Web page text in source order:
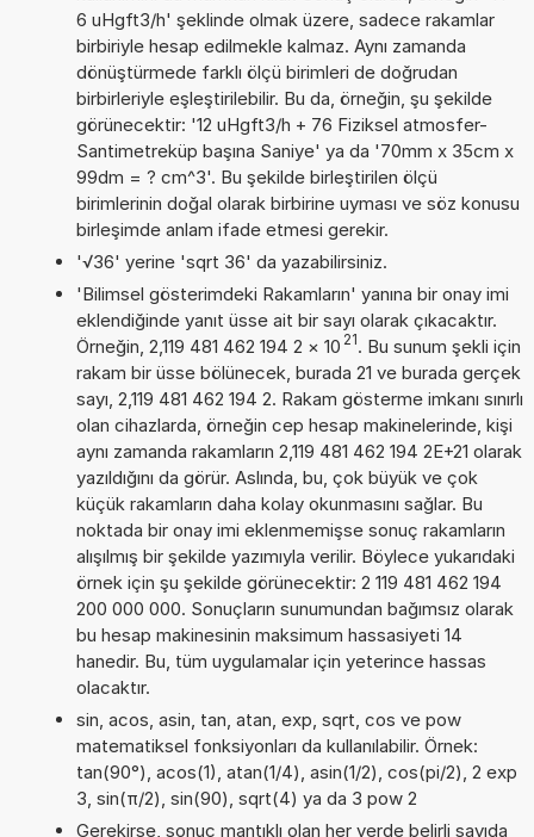
6 uHgft3/h' şeklinde olmak üzere, sadece rakamlar
birbiriyle hesap edilmekle kalmaz. Aynı zamanda
dönüştürmede farklı ölçü birimleri de doğrudan
birbirleriyle eşleştirilebilir. Bu da, örneğin, şu şekilde
görünecektir: '12 uHgft3/h + 76 Fiziksel atmosfer-
Santimetreküp başına Saniye' ya da '70mm x 35cm x
99dm = ? cm^3'. Bu şekilde birleştirilen ölçü
birimlerinin doğal olarak birbirine uyması ve söz konusu
birleşimde anlam ifade etmesi gerekir.
'√36' yerine 'sqrt 36' da yazabilirsiniz.
'Bilimsel gösterimdeki Rakamların' yanına bir onay imi
eklendiğinde yanıt üsse ait bir sayı olarak çıkacaktır.
Örneğin, 2,119 481 462 194 2 × 10 21. Bu sunum şekli için
rakam bir üsse bölünecek, burada 21 ve burada gerçek
sayı, 2,119 481 462 194 2. Rakam gösterme imkanı sınırlı
olan cihazlarda, örneğin cep hesap makinelerinde, kişi
aynı zamanda rakamların 2,119 481 462 194 2E+21 olarak
yazıldığını da görür. Aslında, bu, çok büyük ve çok
küçük rakamların daha kolay okunmasını sağlar. Bu
noktada bir onay imi eklenmemişse sonuç rakamların
alışılmış bir şekilde yazımıyla verilir. Böylece yukarıdaki
örnek için şu şekilde görünecektir: 2 119 481 462 194
200 000 000. Sonuçların sunumundan bağımsız olarak
bu hesap makinesinin maksimum hassasiyeti 14
hanedir. Bu, tüm uygulamalar için yeterince hassas
olacaktır.
sin, acos, asin, tan, atan, exp, sqrt, cos ve pow
matematiksel fonksiyonları da kullanılabilir. Örnek:
tan(90°), acos(1), atan(1/4), asin(1/2), cos(pi/2), 2 exp
3, sin(π/2), sin(90), sqrt(4) ya da 3 pow 2
Gerekirse, sonuç mantıklı olan her yerde belirli sayıda